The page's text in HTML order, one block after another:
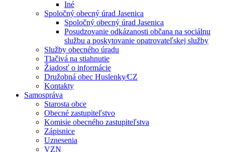
Iné
Spoločný obecný úrad Jasenica
Spoločný obecný úrad Jasenica
Posudzovanie odkázanosti občana na sociálnu
službu a poskytovanie opatrovateľskej služby
Služby obecného úradu
Tlačivá na stiahnutie
Žiadosť o informácie
Družobná obec Huslenky⁄CZ
Kontakty
Samospráva
Starosta obce
Obecné zastupiteľstvo
Komisie obecného zastupiteľstva
Zápisnice
Uznesenia
VZN